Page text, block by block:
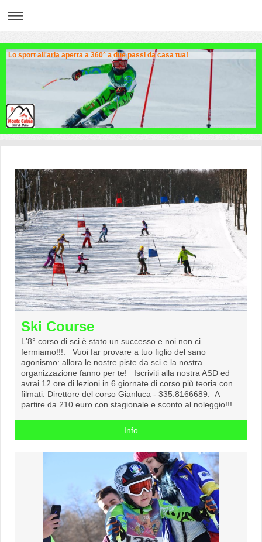
Lo sport all'aria aperta a 360° a due passi da casa tua!
Ski Course
L'8° corso di sci è stato un successo e noi non ci
fermiamo!!!. Vuoi far provare a tuo figlio del sano
agonismo: allora le nostre piste da sci e la nostra
organizzazione fanno per te! Iscriviti alla nostra ASD ed
avrai 12 ore di lezioni in 6 giornate di corso più teoria con
filmati. Direttore del corso Gianluca - 335.8166689. A
partire da 210 euro con stagionale e sconto al noleggio!!!
Info